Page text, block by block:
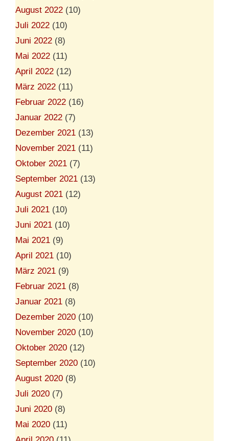
August 2022 (10)
Juli 2022 (10)
Juni 2022 (8)
Mai 2022 (11)
April 2022 (12)
März 2022 (11)
Februar 2022 (16)
Januar 2022 (7)
Dezember 2021 (13)
November 2021 (11)
Oktober 2021 (7)
September 2021 (13)
August 2021 (12)
Juli 2021 (10)
Juni 2021 (10)
Mai 2021 (9)
April 2021 (10)
März 2021 (9)
Februar 2021 (8)
Januar 2021 (8)
Dezember 2020 (10)
November 2020 (10)
Oktober 2020 (12)
September 2020 (10)
August 2020 (8)
Juli 2020 (7)
Juni 2020 (8)
Mai 2020 (11)